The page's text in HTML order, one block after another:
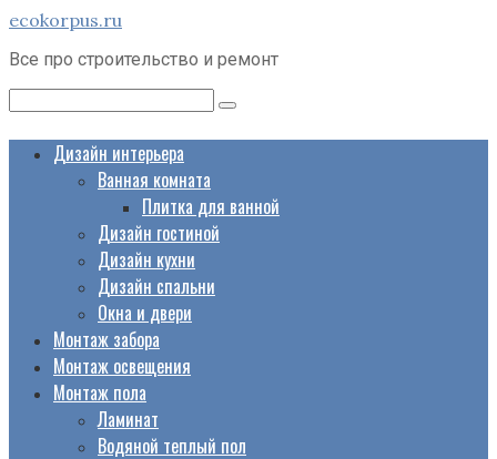
Перейти
контенту
ecokorpus.ru
Все про строительство и ремонт
Дизайн интерьера
Ванная комната
Плитка для ванной
Дизайн гостиной
Дизайн кухни
Дизайн спальни
Окна и двери
Монтаж забора
Монтаж освещения
Монтаж пола
Ламинат
Водяной теплый пол